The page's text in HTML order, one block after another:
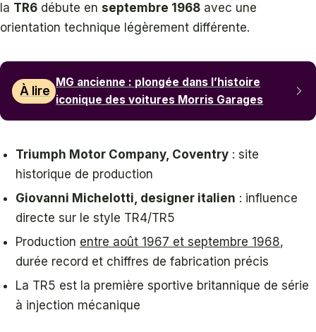
la TR6 débute en septembre 1968 avec une
orientation technique légèrement différente.
À lire
MG ancienne : plongée dans l’histoire
iconique des voitures Morris Garages
Triumph Motor Company, Coventry : site
historique de production
Giovanni Michelotti, designer italien : influence
directe sur le style TR4/TR5
Production entre août 1967 et septembre 1968,
durée record et chiffres de fabrication précis
La TR5 est la première sportive britannique de série
à injection mécanique